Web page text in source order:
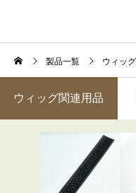
製品一覧 ウィッ
ウィッグ関連用品